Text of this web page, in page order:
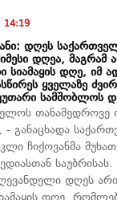
14:19
დღეს
დღეა,
დღე, იმ
ყველაზე
სამშობლოს
თანამედროვე
- განაცხადა
ჩიქოვანმა
საუბრისას.
დღეს